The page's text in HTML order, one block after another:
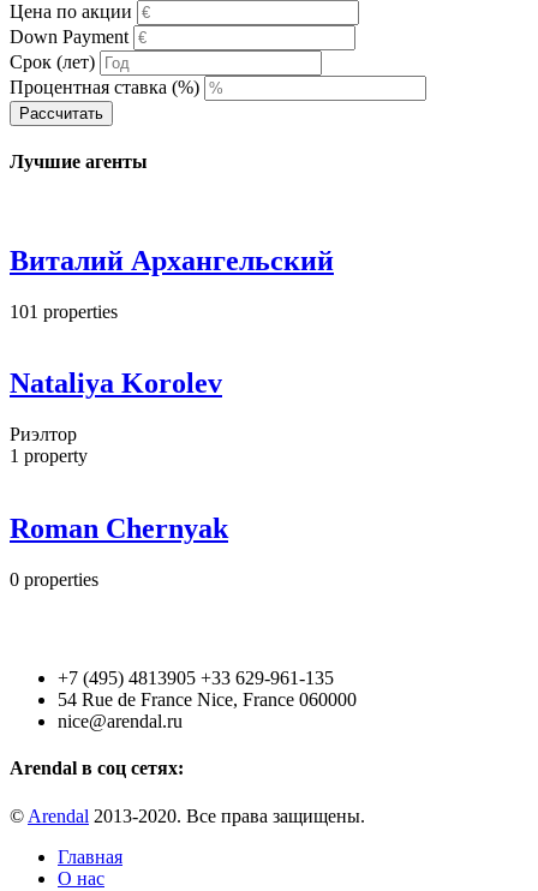
Цена по акции
Down Payment
Срок (лет)
Процентная ставка (%)
Рассчитать
Лучшие агенты
Виталий Архангельский
101 properties
Nataliya Korolev
Риэлтор
1 property
Roman Chernyak
0 properties
+7 (495) 4813905 +33 629-961-135
54 Rue de France Nice, France 060000
nice@arendal.ru
Arendal в соц сетях:
© Arendal 2013-2020. Все права защищены.
Главная
О нас